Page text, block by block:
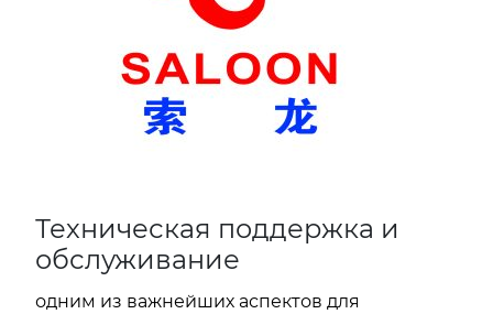
Техническая поддержка и
обслуживание
одним из важнейших аспектов для